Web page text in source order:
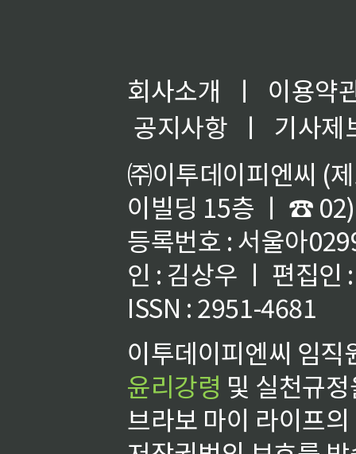
회사소개 ㅣ
이용약
공지사항
ㅣ
기사제
㈜이투데이피엔씨 (
이빌딩 15층 ㅣ ☎
등록번호 : 서울아
인 : 김상우 ㅣ 편집인
ISSN : 2951-4681
이투데이피엔씨 임
윤리강령 및 실천규
브라보 마이 라이프